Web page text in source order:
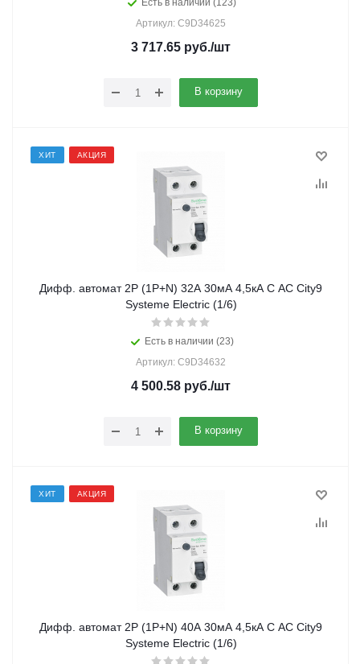
Есть в наличии (123)
Артикул: C9D34625
3 717.65 руб./шт
В корзину
ХИТ АКЦИЯ
Дифф. автомат 2Р (1Р+N) 32А 30мА 4,5кА C АС City9
Systeme Electric (1/6)
Есть в наличии (23)
Артикул: C9D34632
4 500.58 руб./шт
В корзину
ХИТ АКЦИЯ
Дифф. автомат 2Р (1Р+N) 40А 30мА 4,5кА С AC City9
Systeme Electric (1/6)